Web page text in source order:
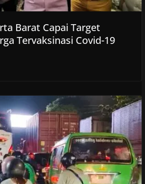
Barat Capai Target
Tervaksinasi Covid-19